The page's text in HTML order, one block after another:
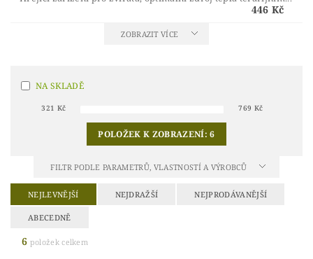
446 Kč
ZOBRAZIT VÍCE
NA SKLADĚ
321 Kč 769 Kč
POLOŽEK K ZOBRAZENÍ:6
FILTR PODLE PARAMETRŮ, VLASTNOSTÍ A VÝROBCŮ
NEJLEVNĚJŠÍ NEJDRAŽŠÍ NEJPRODÁVANĚJŠÍ
ABECEDNĚ
6 položek celkem